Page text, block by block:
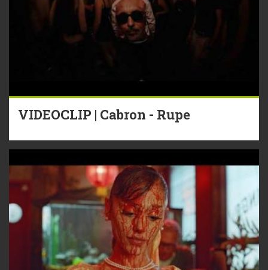
VIDEOCLIP | Cabron - Rupe